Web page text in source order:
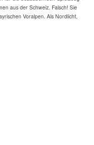
aus der Schweiz. Falsch! Sie
Voralpen. Als Nordlicht,